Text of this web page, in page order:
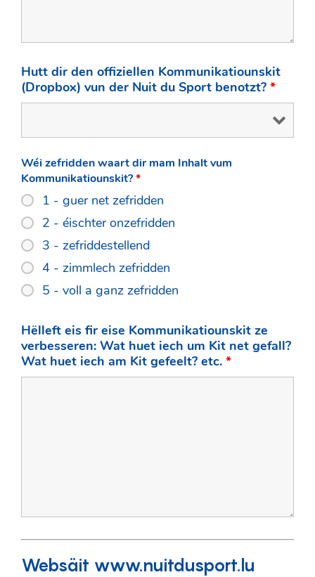
Hutt dir den offiziellen Kommunikatiounskit
(Dropbox) vun der Nuit du Sport benotzt? *
Wéi zefridden waart dir mam Inhalt vum
Kommunikatiounskit?*
1 - guer net zefridden
2 - éischter onzefridden
3 - zefriddestellend
4 - zimmlech zefridden
5 - voll a ganz zefridden
Hëlleft eis fir eise Kommunikatiounskit ze
verbesseren: Wat huet iech um Kit net gefall?
Wat huet iech am Kit gefeelt? etc. *
Websäit www.nuitdusport.lu